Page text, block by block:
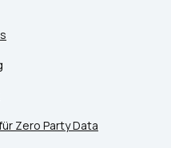
Zero Party Data